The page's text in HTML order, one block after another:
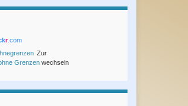
r.com
Zur
Grenzen wechseln